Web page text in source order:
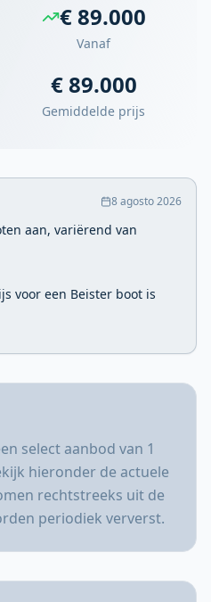
€ 89.000
Vanaf
€ 89.000
Gemiddelde prijs
8 agosto 2026
aan, variërend van
voor een Beister boot is
select aanbod van 1
hieronder de actuele
rechtstreeks uit de
periodiek ververst.